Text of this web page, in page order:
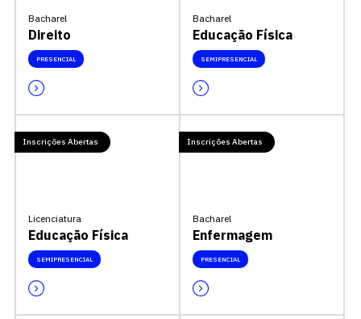
Bacharel
Direito
PRESENCIAL
Bacharel
Educação Física
SEMIPRESENCIAL
Inscrições Abertas
Licenciatura
Educação Física
SEMIPRESENCIAL
Inscrições Abertas
Bacharel
Enfermagem
PRESENCIAL